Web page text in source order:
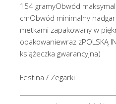
154 gramyObwód
cmObwód minimalny
metkami zapakowany w
opakowaniewraz zPOLSKĄ
książeczka gwarancyjna)
Festina / Zegarki